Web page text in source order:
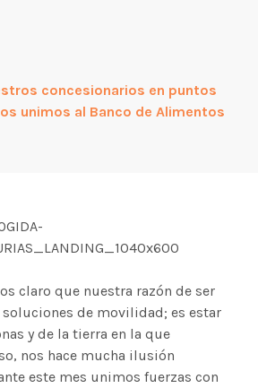
concesionarios en puntos
unimos al Banco de Alimentos
claro que nuestra razón de ser
soluciones de movilidad; es estar
y de la tierra en la que
nos hace mucha ilusión
este mes unimos fuerzas con